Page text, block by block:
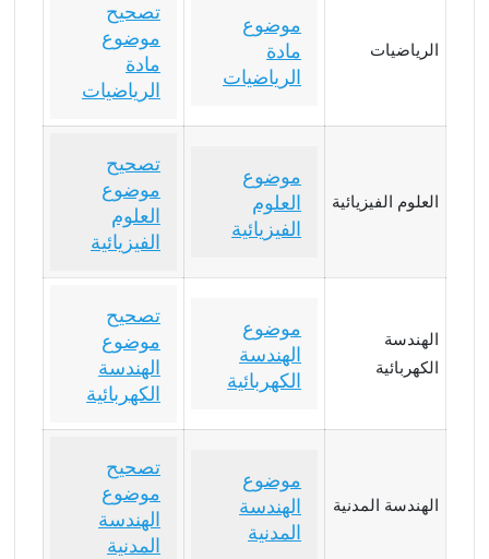
الرياضيات
موضوع
مادة
الرياضيات
تصحيح
موضوع
مادة
الرياضيات
العلوم الفيزيائية
موضوع
العلوم
الفيزيائية
تصحيح
موضوع
العلوم
الفيزيائية
الهندسة
الكهربائية
موضوع
الهندسة
الكهربائية
تصحيح
موضوع
الهندسة
الكهربائية
الهندسة المدنية
موضوع
الهندسة
المدنية
تصحيح
موضوع
الهندسة
المدنية